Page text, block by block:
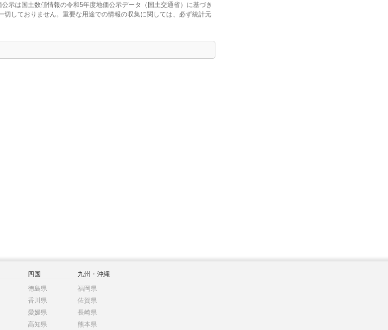
示は国土数値情報の令和5年度地価公示データ（国土交通省）に基づき
しておりません。重要な用途での情報の収集に関しては、必ず統計元
四国
徳島県
香川県
愛媛県
高知県
九州・沖縄
福岡県
佐賀県
長崎県
熊本県